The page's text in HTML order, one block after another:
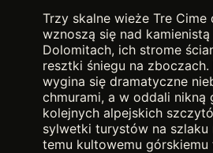
Trzy skalne wieże Tre Cime
wznoszą się nad
Dolomitach, ich strome
resztki śniegu na zboczach.
wygina się dramatyczne
chmurami, a w oddali nikną
kolejnych alpejskich
sylwetki turystów na szlaku
temu kultowemu górskiemu